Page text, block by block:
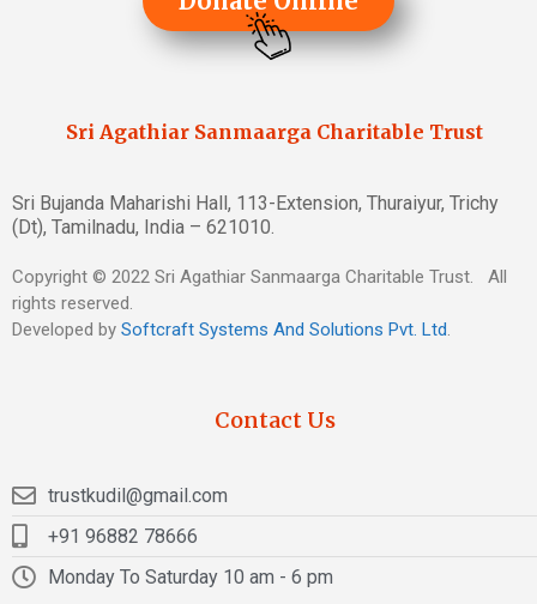
Sri Agathiar Sanmaarga Charitable Trust
Sri Bujanda Maharishi Hall, 113-Extension, Thuraiyur, Trichy
(Dt), Tamilnadu, India – 621010.
Copyright © 2022 Sri Agathiar Sanmaarga Charitable Trust. All
rights reserved.
Developed by Softcraft Systems And Solutions Pvt. Ltd.
Contact Us
trustkudil@gmail.com
+91 96882 78666
Monday To Saturday 10 am - 6 pm